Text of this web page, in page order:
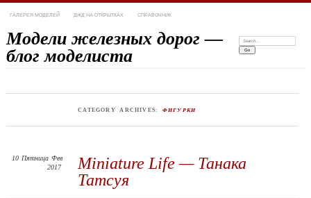
ГАЛЕРЕЯ МОДЕЛЕЙ ДЖД НА ОТКРЫТКАХ СПРАВОЧНИК
Модели железных дорог —
блог моделиста
Search:
CATEGORY ARCHIVES: ФИГУРКИ
Miniature Life — Танака
Татсуя
10 Пятница Фев
2017